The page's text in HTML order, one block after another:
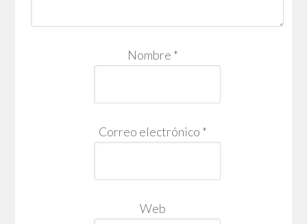
Nombre *
Correo electrónico *
Web